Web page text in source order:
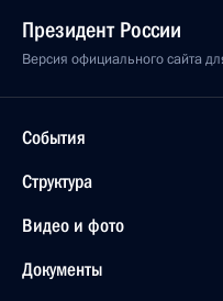
Президент России
Версия официального сайта
События
Структура
Видео и фото
Документы